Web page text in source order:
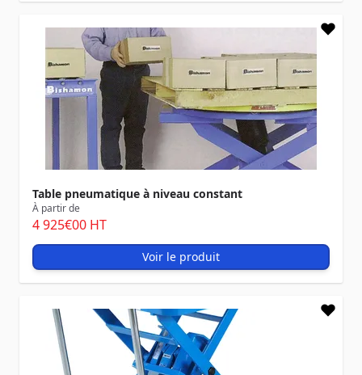
Table pneumatique à niveau constant
À partir de
4 925€00 HT
Voir le produit